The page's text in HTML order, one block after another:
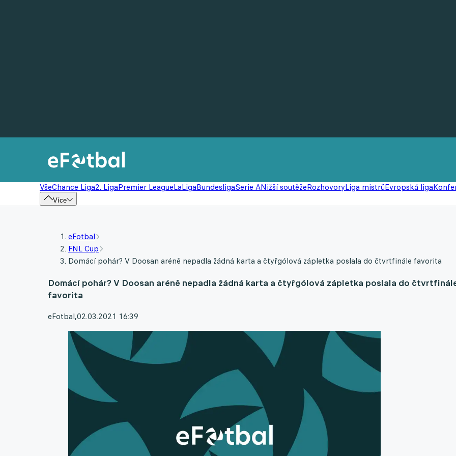
VšeChance Liga2. LigaPremier LeagueLaLigaBundesligaSerie ANižší soutěžeRozhovoryLiga mistrůEvropská liga
Více
eFotbal
FNL Cup
Domácí pohár? V Doosan aréně nepadla žádná karta a čtyřgólová zápletka poslala do čtvrtfinále favorita
Domácí pohár? V Doosan aréně nepadla žádná karta a čtyřgólová zápletka poslala do
favorita
eFotbal,02.03.2021 16:39